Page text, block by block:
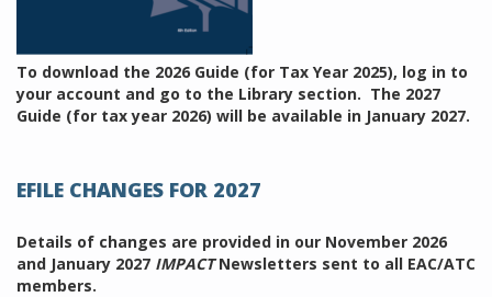
To download the 2026 Guide (for Tax Year 2025), log in to
your account and go to the Library section. The 2027
Guide (for tax year 2026) will be available in January 2027.
EFILE CHANGES FOR 2027
Details of changes are provided in our November 2026
and January 2027 IMPACTNewsletters sent to all EAC/ATC
members.